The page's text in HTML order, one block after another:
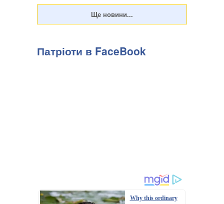
Патріоти в FaceBook
Why this ordinary